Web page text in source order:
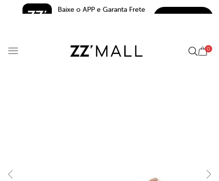
Baixe o APP e Garanta Frete
0